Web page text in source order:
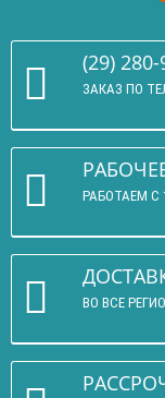
(29)
ЗАКАЗ ПО
РАБОТАЕМ С
ВО ВСЕ